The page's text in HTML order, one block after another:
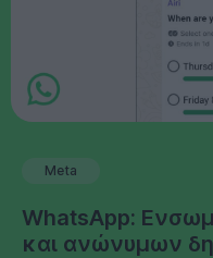
Meta
WhatsApp:
και ανώνυμων